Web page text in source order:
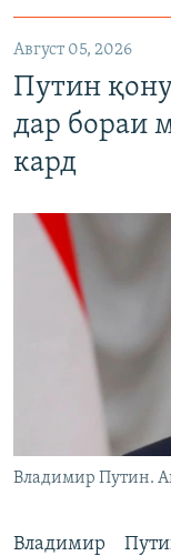
Август 05, 2026
Путин
дар бораи
кард
Владимир Путин.
Владимир